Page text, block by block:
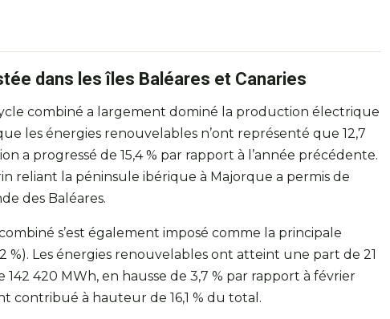
dans les îles Baléares et Canaries
combiné a largement dominé la production électrique
les énergies renouvelables n’ont représenté que 12,7
a progressé de 15,4 % par rapport à l’année précédente.
reliant la péninsule ibérique à Majorque a permis de
des Baléares.
s’est également imposé comme la principale
%). Les énergies renouvelables ont atteint une part de 21
420 MWh, en hausse de 3,7 % par rapport à février
contribué à hauteur de 16,1 % du total.